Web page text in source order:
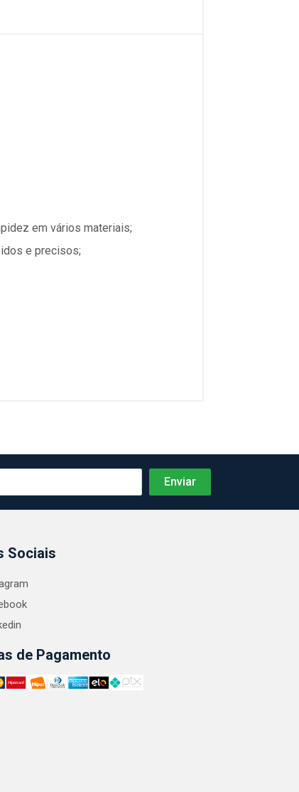
em vários materiais;
e precisos;
Sociais
de Pagamento